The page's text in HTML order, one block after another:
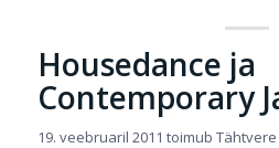
Housedance ja
Contemporary
19. veebruaril 2011 toimub